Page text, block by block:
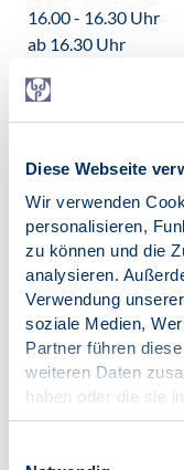
Diese Webseite
Wir verwenden
personalisieren,
zu können und die
analysieren.
Verwendung
soziale Medien,
Partner führen
weiteren Daten
haben oder die sie
gesammelt haben.
16.00 - 16.30 Uhr
ab 16.30 Uhr
Tagesordnung vor:
Tätigkeitsbericht
Sonstiges und
Zur Übersicht
Datum
Samstag, 05.09.2026
Uhrzeit